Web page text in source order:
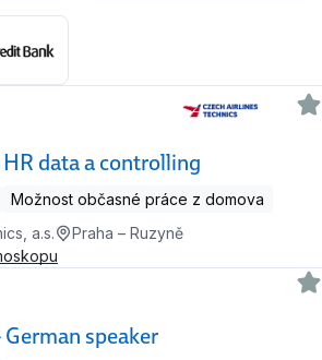
data a controlling
Možnost občasné práce z domova
a.s.
Praha – Ruzyně
speaker